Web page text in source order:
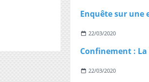
22/03/2020
22/03/2020